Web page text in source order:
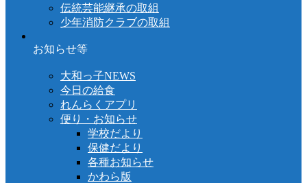
伝統芸能継承の取組
少年消防クラブの取組
お知らせ等
大和っ子NEWS
今日の給食
れんらくアプリ
便り・お知らせ
学校だより
保健だより
各種お知らせ
かわら版